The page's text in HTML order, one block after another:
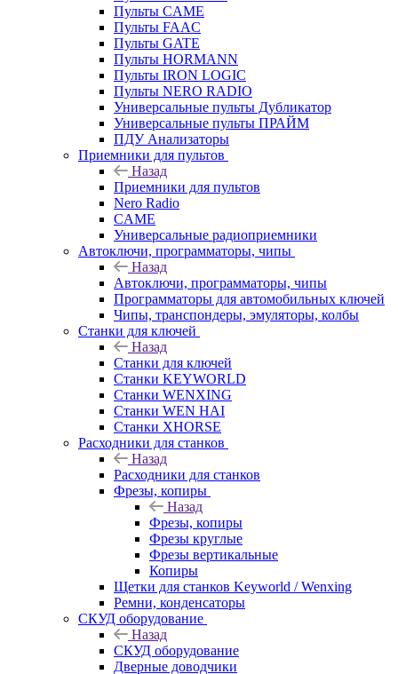
Пульты CAME
Пульты FAAC
Пульты GATE
Пульты HORMANN
Пульты IRON LOGIC
Пульты NERO RADIO
Универсальные пульты Дубликатор
Универсальные пульты ПРАЙМ
ПДУ Анализаторы
Приемники для пультов
Назад
Приемники для пультов
Nero Radio
CAME
Универсальные радиоприемники
Автоключи, программаторы, чипы
Назад
Автоключи, программаторы, чипы
Программаторы для автомобильных ключей
Чипы, транспондеры, эмуляторы, колбы
Станки для ключей
Назад
Станки для ключей
Станки KEYWORLD
Станки WENXING
Станки WEN HAI
Станки XHORSE
Расходники для станков
Назад
Расходники для станков
Фрезы, копиры
Назад
Фрезы, копиры
Фрезы круглые
Фрезы вертикальные
Копиры
Щетки для станков Keyworld / Wenxing
Ремни, конденсаторы
СКУД оборудование
Назад
СКУД оборудование
Дверные доводчики